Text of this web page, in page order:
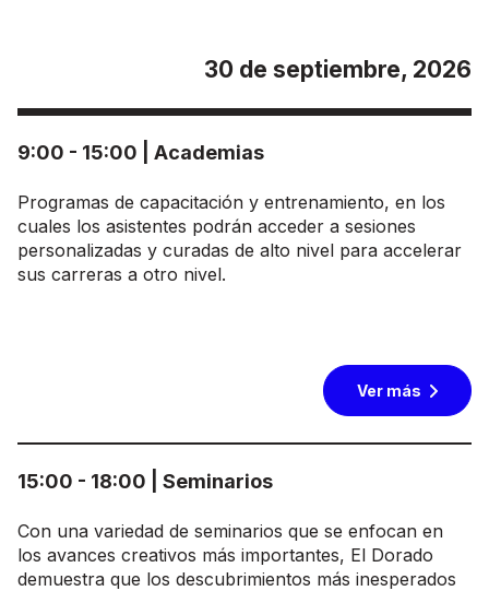
30 de septiembre, 2026
9:00 - 15:00 | Academias
Programas de capacitación y entrenamiento, en los
cuales los asistentes podrán acceder a sesiones
personalizadas y curadas de alto nivel para accelerar
sus carreras a otro nivel.
Ver más
15:00 - 18:00 | Seminarios
Con una variedad de seminarios que se enfocan en
los avances creativos más importantes, El Dorado
demuestra que los descubrimientos más inesperados